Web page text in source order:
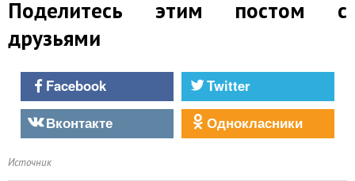
Поделитесь этим постом с
друзьями
Facebook
Twitter
Вконтакте
Однокласники
Источник